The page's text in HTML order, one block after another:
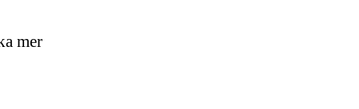
mer